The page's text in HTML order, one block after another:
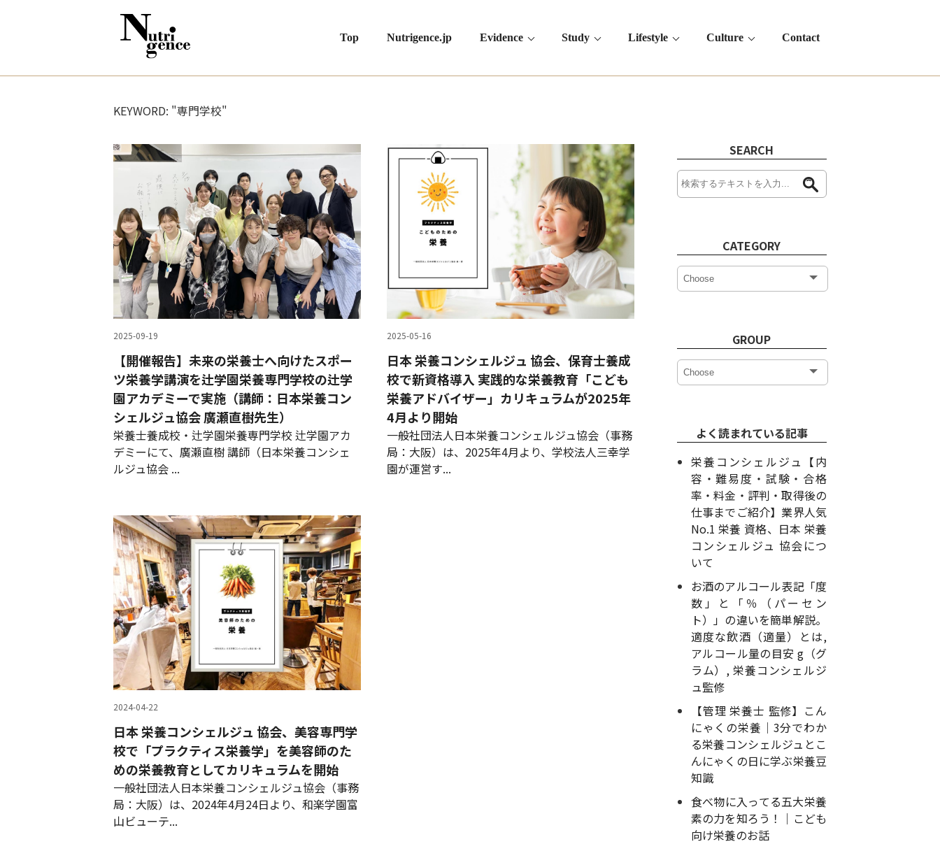
Top Nutrigence.jp Evidence Study Lifestyle Culture Contact
KEYWORD: "専門学校"
2025-09-19
【開催報告】未来の栄養士へ向けたスポー
ツ栄養学講演を辻学園栄養専門学校の辻学
園アカデミーで実施（講師：日本栄養コン
シェルジュ協会 廣瀬直樹先生）
栄養士養成校・辻学園栄養専門学校 辻学園アカ
デミーにて、廣瀬直樹 講師（日本栄養コンシェ
ルジュ協会 ...
2025-05-16
日本 栄養コンシェルジュ 協会、保育士養成
校で新資格導入 実践的な栄養教育「こども
栄養アドバイザー」カリキュラムが2025年
4月より開始
一般社団法人日本栄養コンシェルジュ協会（事務
局：大阪）は、2025年4月より、学校法人三幸学
園が運営す...
2024-04-22
日本 栄養コンシェルジュ 協会、美容専門学
校で「プラクティス栄養学」を美容師のた
めの栄養教育としてカリキュラムを開始
一般社団法人日本栄養コンシェルジュ協会（事務
局：大阪）は、2024年4月24日より、和楽学園富
山ビューテ...
SEARCH
CATEGORY
GROUP
よく読まれている記事
栄養コンシェルジュ【内
容・難易度・試験・合格
率・料金・評判・取得後の
仕事までご紹介】業界人気
No.1 栄養 資格、日本 栄養
コンシェルジュ 協会につ
いて
お酒のアルコール表記「度
数」と「％（パーセン
ト）」の違いを簡単解説。
適度な飲酒（適量）とは,
アルコール量の目安 g（グ
ラム）, 栄養コンシェルジ
ュ監修
【管理 栄養士 監修】こん
にゃくの栄養｜3分でわか
る栄養コンシェルジュとこ
んにゃくの日に学ぶ栄養豆
知識
食べ物に入ってる五大栄養
素の力を知ろう！｜こども
向け栄養のお話